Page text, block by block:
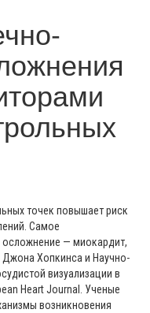
точек повышает риск
Самое
осложнение — миокардит,
Джона Хопкинса и Научно-
визуализации в
Heart Journal. Ученые
возникновения